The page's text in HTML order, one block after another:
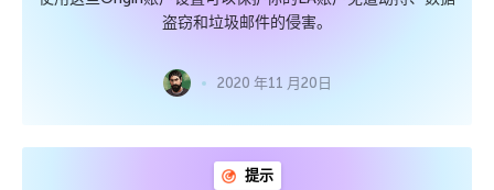
盗窃和垃圾邮件的侵害。
2020 年11 月20日
提示